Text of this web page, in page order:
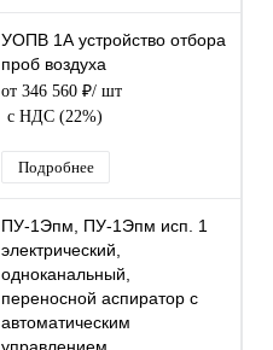
УОПВ 1А устройство отбора
проб воздуха
от 346 560 ₽/ шт
с НДС (22%)
Подробнее
ПУ-1Эпм, ПУ-1Эпм исп. 1
электрический,
одноканальный,
переносной аспиратор с
автоматическим
управлением